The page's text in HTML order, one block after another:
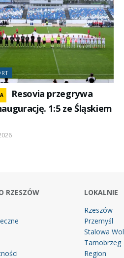
Resovia przegrywa
1:5 ze Śląskiem
RZESZÓW
LOKALNIE
Rzeszów
Przemyśl
Stalowa
Tarnobrzeg
Region